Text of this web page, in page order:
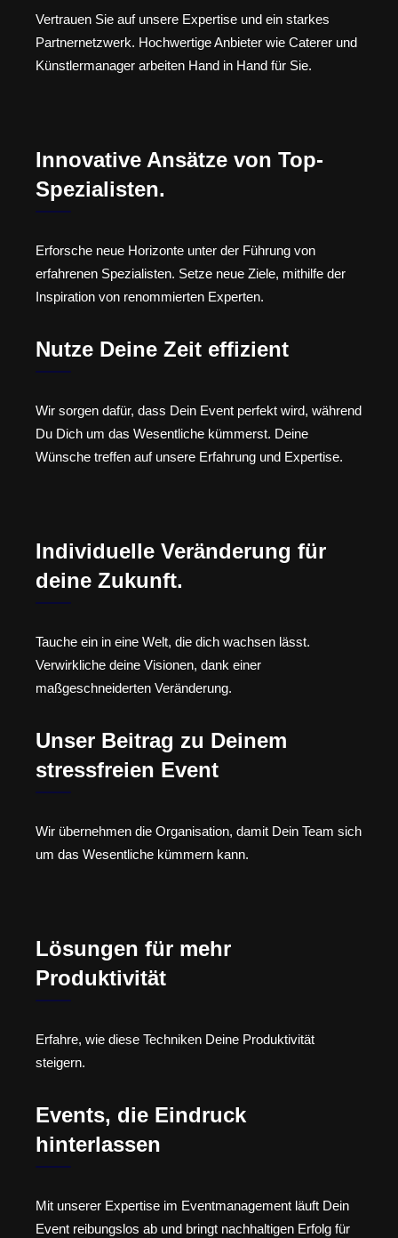
Vertrauen Sie auf unsere Expertise und ein starkes
Partnernetzwerk. Hochwertige Anbieter wie Caterer und
Künstlermanager arbeiten Hand in Hand für Sie.
Innovative Ansätze von Top-
Spezialisten.
Erforsche neue Horizonte unter der Führung von
erfahrenen Spezialisten. Setze neue Ziele, mithilfe der
Inspiration von renommierten Experten.
Nutze Deine Zeit effizient
Wir sorgen dafür, dass Dein Event perfekt wird, während
Du Dich um das Wesentliche kümmerst. Deine
Wünsche treffen auf unsere Erfahrung und Expertise.
Individuelle Veränderung für
deine Zukunft.
Tauche ein in eine Welt, die dich wachsen lässt.
Verwirkliche deine Visionen, dank einer
maßgeschneiderten Veränderung.
Unser Beitrag zu Deinem
stressfreien Event
Wir übernehmen die Organisation, damit Dein Team sich
um das Wesentliche kümmern kann.
Lösungen für mehr
Produktivität
Erfahre, wie diese Techniken Deine Produktivität
steigern.
Events, die Eindruck
hinterlassen
Mit unserer Expertise im Eventmanagement läuft Dein
Event reibungslos ab und bringt nachhaltigen Erfolg für